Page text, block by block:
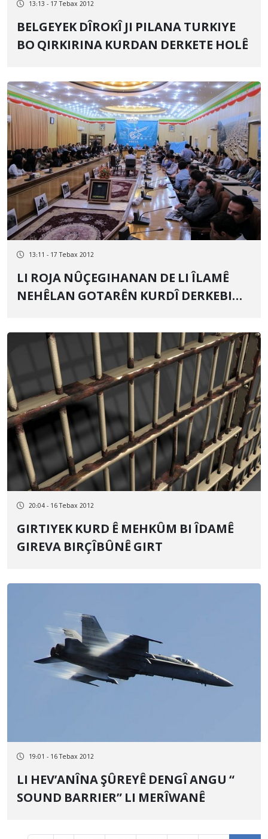
13:13 - 17 Tebax 2012
BELGEYEK DÎROKÎ JI PILANA TURKIYE
BO QIRKIRINA KURDAN DERKETE HOLÊ
13:11 - 17 Tebax 2012
LI ROJA NÛÇEGIHANAN DE LI ÎLAMÊ
NEHÊLAN GOTARÊN KURDÎ DERKEBINE
20:04 - 16 Tebax 2012
GIRTIYEK KURD Ê MEHKÛM BI ÎDAMÊ
GIREVA BIRÇÎBÛNÊ GIRT
19:01 - 16 Tebax 2012
LI HEV’ANÎNA ŞÛREYÊ DENGÎ ANGU “
SOUND BARRIER” LI MERÎWANÊ